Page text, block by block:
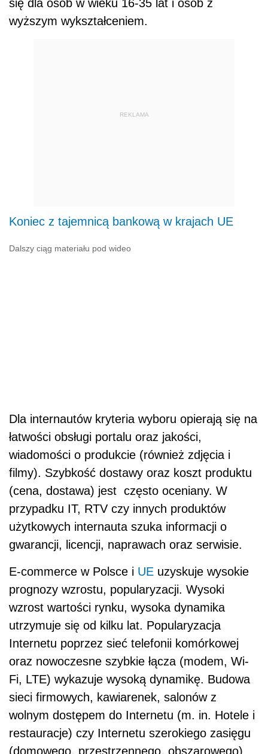
się dla osób w wieku 16-35 lat i osób z
wyższym wykształceniem.
REKLAMA
Koniec z tajemnicą bankową w krajach UE
Dalszy ciąg materiału pod wideo
Dla internautów kryteria wyboru opierają się na
łatwości obsługi portalu oraz jakości,
wiadomości o produkcie (również zdjęcia i
filmy). Szybkość dostawy oraz koszt produktu
(cena, dostawa) jest często oceniany. W
przypadku IT, RTV czy innych produktów
użytkowych internauta szuka informacji o
gwarancji, licencji, naprawach oraz serwisie.
E-commerce w Polsce i UE uzyskuje wysokie
prognozy wzrostu, popularyzacji. Wysoki
wzrost wartości rynku, wysoka dynamika
utrzymuje się od kilku lat. Popularyzacja
Internetu poprzez sieć telefonii komórkowej
oraz nowoczesne szybkie łącza (modem, Wi-
Fi, LTE) wykazuje wysoką dynamikę. Budowa
sieci firmowych, kawiarenek, salonów z
wolnym dostępem do Internetu (m. in. Hotele i
restauracje) czy Internetu szerokiego zasięgu
(domowego, przestrzennego, obszarowego)